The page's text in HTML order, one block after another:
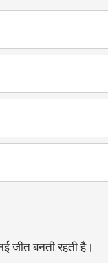
जीत बनती रहती है।